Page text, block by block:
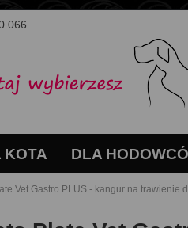
066
KOTA DLA
Vet Gastro PLUS - kangur na trawienie